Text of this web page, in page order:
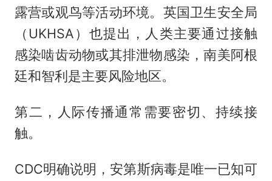
露营或观鸟等活动环境。英国卫生安全局
（UKHSA）也提出，人类主要通过接触
感染啮齿动物或其排泄物感染，南美阿根
廷和智利是主要风险地区。
第二，人际传播通常需要密切、持续接
触。
CDC明确说明，安第斯病毒是唯一已知可